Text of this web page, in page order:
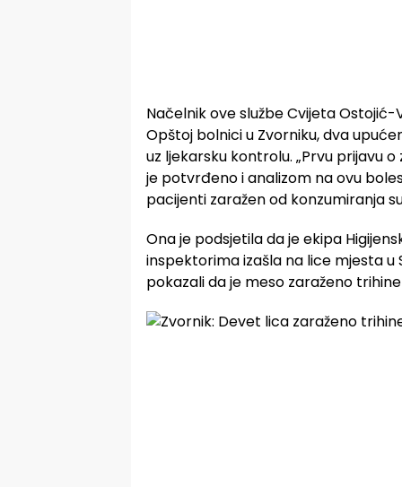
Načelnik ove službe Cvijeta
Opštoj bolnici u Zvorniku, dva
uz ljekarsku kontrolu. „Prvu prijavu
je potvrđeno i analizom na ovu
pacijenti zaražen od konzumiranja
Ona je podsjetila da je ekipa
inspektorima izašla na lice mjesta u
pokazali da je meso zaraženo